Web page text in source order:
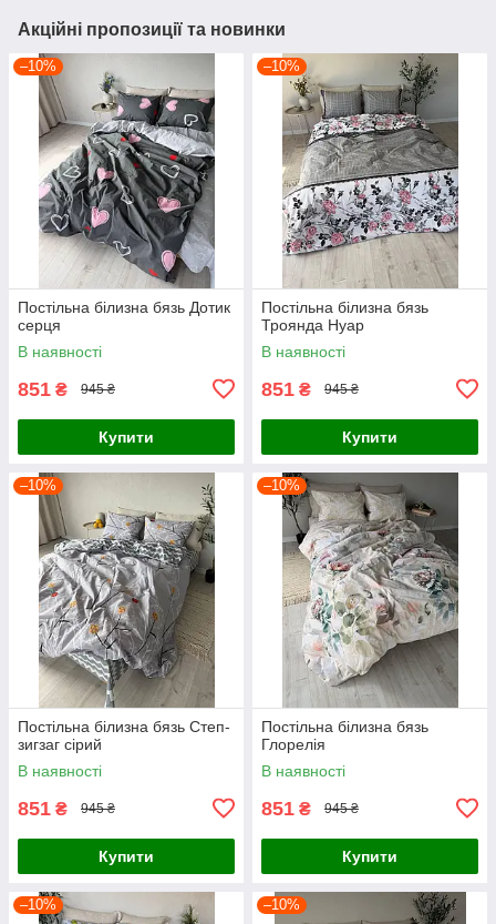
Акційні пропозиції та новинки
–10%
Постільна білизна бязь Дотик
серця
В наявності
851 ₴ 945 ₴
Купити
–10%
Постільна білизна бязь
Троянда Нуар
В наявності
851 ₴ 945 ₴
Купити
–10%
Постільна білизна бязь Степ-
зигзаг сірий
В наявності
851 ₴ 945 ₴
Купити
–10%
Постільна білизна бязь
Глорелія
В наявності
851 ₴ 945 ₴
Купити
–10% –10%